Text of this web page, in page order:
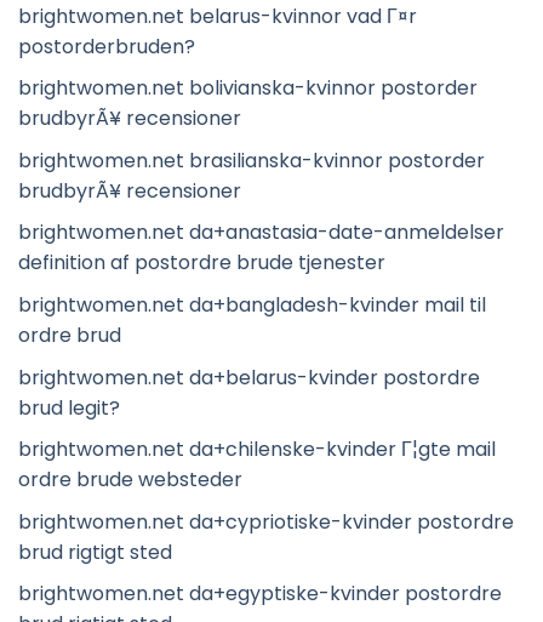
brightwomen.net belarus-kvinnor vad Г¤r
postorderbruden?
brightwomen.net bolivianska-kvinnor postorder
brudbyrÃ¥ recensioner
brightwomen.net brasilianska-kvinnor postorder
brudbyrÃ¥ recensioner
brightwomen.net da+anastasia-date-anmeldelser
definition af postordre brude tjenester
brightwomen.net da+bangladesh-kvinder mail til
ordre brud
brightwomen.net da+belarus-kvinder postordre
brud legit?
brightwomen.net da+chilenske-kvinder Г¦gte mail
ordre brude websteder
brightwomen.net da+cypriotiske-kvinder postordre
brud rigtigt sted
brightwomen.net da+egyptiske-kvinder postordre